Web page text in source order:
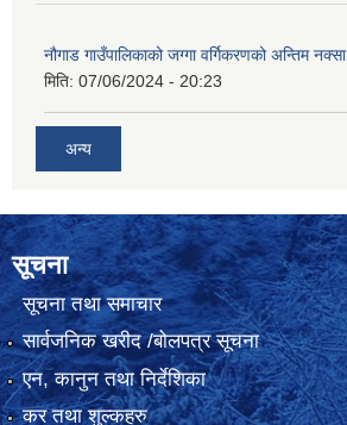
नौगाड गाउँपालिकाको जग्गा वर्गिकरणको अन्तिम नक्सा
मिति: 07/06/2024 - 20:23
अन्य
सूचना
सूचना तथा समाचार
सार्वजनिक खरीद /बोलपत्र सूचना
एन, कानुन तथा निर्देशिका
कर तथा शुल्कहरु